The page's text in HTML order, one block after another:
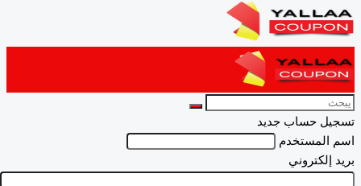
حساب جديد
المستخدم
إلكتروني